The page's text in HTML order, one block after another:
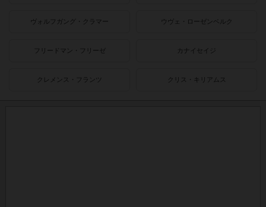
ヴォルフガング・クラマー ウヴェ・ローゼンベルク
フリードマン・フリーゼ カナイセイジ
クレメンス・フランツ クリス・キリアムス